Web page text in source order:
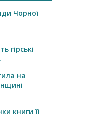
Чорної
гірські
на
книги її